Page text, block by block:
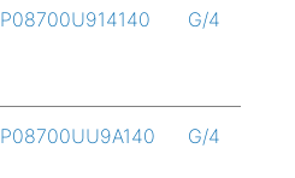
P08700U914140 G/4
P08700UU9A140 G/4